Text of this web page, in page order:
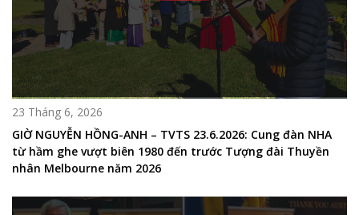
23 Tháng 6, 2026
GIỜ NGUYỄN HỒNG-ANH – TVTS 23.6.2026: Cung đàn NHA
từ hầm ghe vượt biên 1980 đến trước Tượng đài Thuyền
nhân Melbourne năm 2026